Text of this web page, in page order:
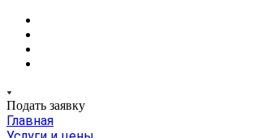
Подать заявку
Главная